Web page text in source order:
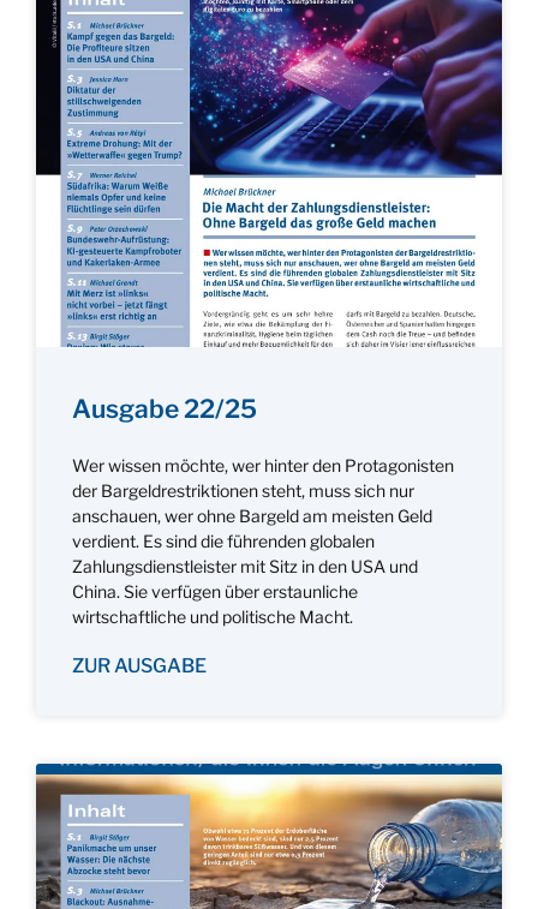
Ausgabe 22/25
Wer wissen möchte, wer hinter den Protagonisten
der Bargeldrestriktionen steht, muss sich nur
anschauen, wer ohne Bargeld am meisten Geld
verdient. Es sind die führenden globalen
Zahlungsdienstleister mit Sitz in den USA und
China. Sie verfügen über erstaunliche
wirtschaftliche und politische Macht.
ZUR AUSGABE